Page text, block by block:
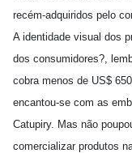
recém-adquiridos pelo
A identidade visual dos
dos consumidores?,
cobra menos de US$
encantou-se com as
Catupiry. Mas não
comercializar produtos